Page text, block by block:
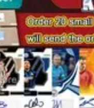
Porady TrendyPoradniki